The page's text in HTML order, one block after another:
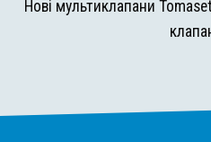
Нові мультиклапани